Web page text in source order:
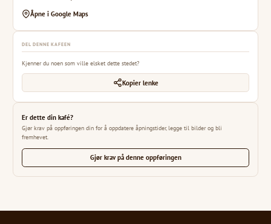
Åpne i Google Maps
DEL DENNE KAFEEN
Kjenner du noen som ville elsket dette stedet?
Kopier lenke
Er dette din kafé?
Gjør krav på oppføringen din for å oppdatere åpningstider, legge til bilder og bli
fremhevet.
Gjør krav på denne oppføringen